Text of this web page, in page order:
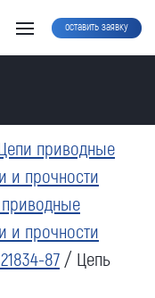
оставить заявку
приводные
и прочности
и прочности
87 / Цепь